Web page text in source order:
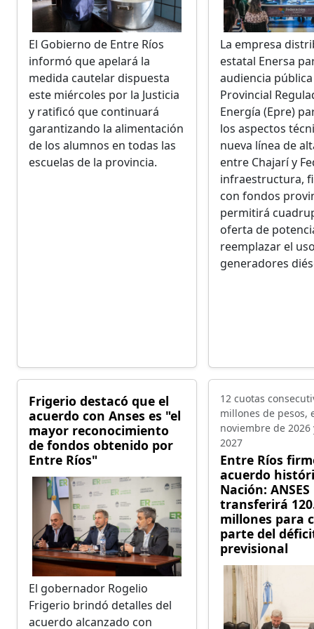
El Gobierno de Entre Ríos
informó que apelará la
medida cautelar dispuesta
este miércoles por la Justicia
y ratificó que continuará
garantizando la alimentación
de los alumnos en todas las
escuelas de la provincia.
La empresa
estatal Enersa
audiencia
Provincial
Energía (Epre)
los aspectos
nueva línea de
entre Chajarí y
infraestructura,
con fondos
permitirá
oferta de
reemplazar el
generadores
Frigerio destacó que el
acuerdo con Anses es "el
mayor reconocimiento
de fondos obtenido por
Entre Ríos"
El gobernador Rogelio
Frigerio brindó detalles del
acuerdo alcanzado con
12 cuotas
millones de pesos,
noviembre de
2027
Entre Ríos
acuerdo
Nación: ANSES
transferirá
millones para
parte del
previsional